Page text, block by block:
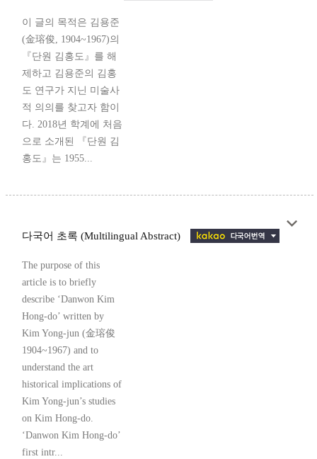
이 글의 목적은 김용준
(金瑢俊, 1904~1967)의
『단원 김홍도』를 해
제하고 김용준의 김홍
도 연구가 지닌 미술사
적 의의를 찾고자 함이
다. 2018년 학계에 처음
으로 소개된 『단원 김
홍도』는 1955...
다국어 초록 (Multilingual Abstract)
The purpose of this
article is to briefly
describe ‘Danwon Kim
Hong-do’ written by
Kim Yong-jun (金瑢俊
1904~1967) and to
understand the art
historical implications of
Kim Yong-jun’s studies
on Kim Hong-do.
‘Danwon Kim Hong-do’
first intr...